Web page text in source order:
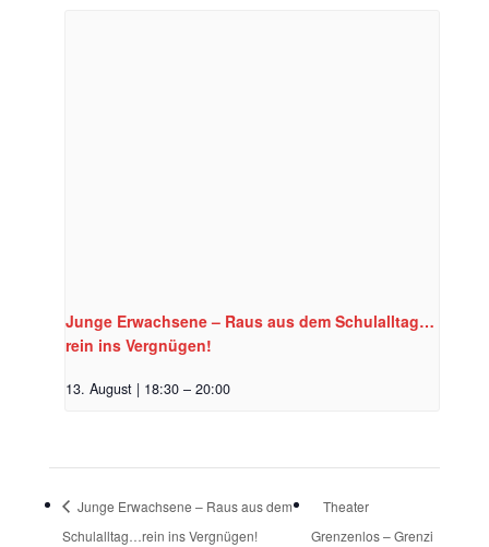
Junge Erwachsene – Raus aus dem Schulalltag…
rein ins Vergnügen!
13. August | 18:30 – 20:00
Junge Erwachsene – Raus aus dem
Schulalltag…rein ins Vergnügen!
Theater
Grenzenlos – Grenzi